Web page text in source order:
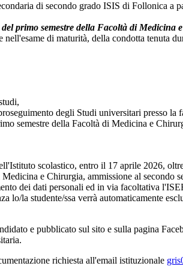
di secondo grado ISIS di Follonica
primo semestre della Facoltà di Medicina
di maturità, della condotta tenuta
degli Studi universitari presso
semestre della Facoltà di Medicina e
scolastico, entro il 17 aprile 2026,
e Chirurgia, ammissione al secondo
dei dati personali ed in via facoltativa
lo/la studente/ssa verrà automaticamente
e pubblicato sul sito e sulla pagina
richiesta all'email istituzionale